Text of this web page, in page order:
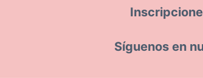
Síguenos en